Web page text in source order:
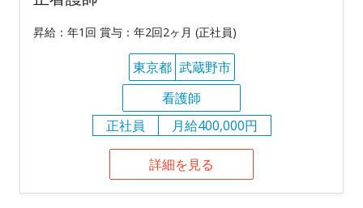
昇給：年1回 賞与：年2回2ヶ月 (正社員)
東京都 武蔵野市
看護師
正社員
月給400,000円
詳細を見る